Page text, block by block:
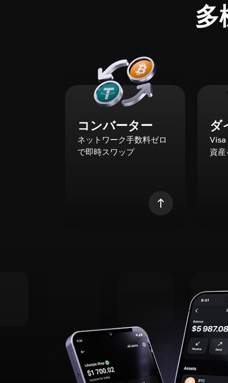
多
コンバーター
ネットワーク手数料ゼロ
で即時スワップ
ダ
資